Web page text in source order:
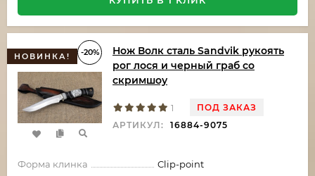
НОВИНКА! -20%
Нож Волк сталь Sandvik рукоять
рог лося и черный граб со
скримшоу
1
ПОД ЗАКАЗ
АРТИКУЛ:
16884-9075
Форма клинка
Clip-point